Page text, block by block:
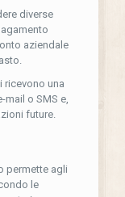
diverse
aziendale
ricevono una
o SMS e,
future.
permette agli
le